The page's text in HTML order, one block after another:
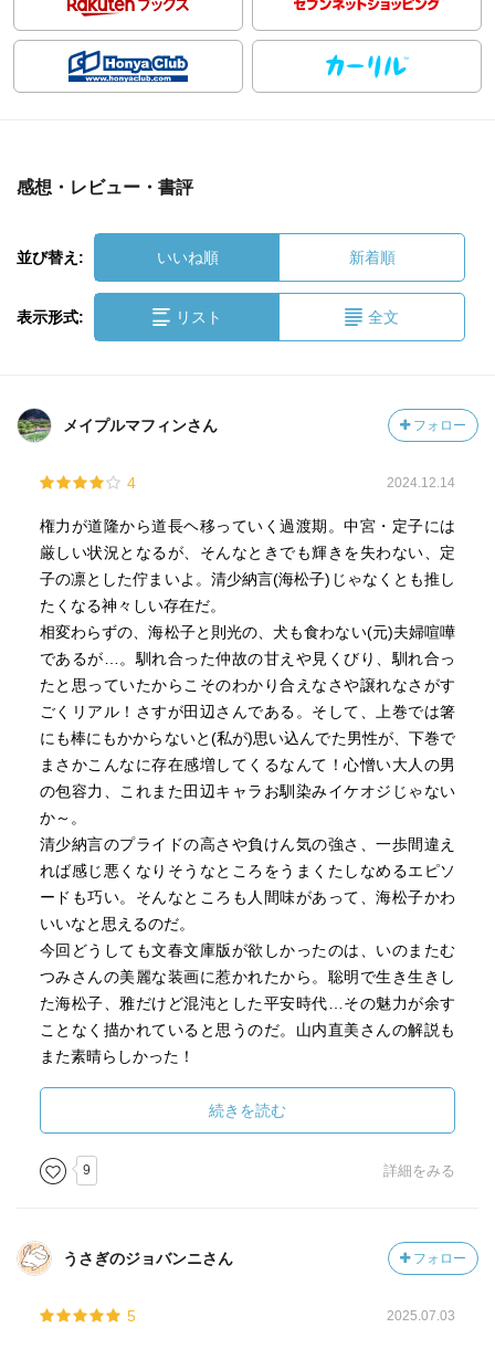
感想・レビュー・書評
並び替え: いいね順 新着順
表示形式: リスト 全文
メイプルマフィンさん フォロー
4 2024.12.14
権力が道隆から道長ヘ移っていく過渡期。中宮・定子には
厳しい状況となるが、そんなときでも輝きを失わない、定
子の凛とした佇まいよ。清少納言(海松子)じゃなくとも推し
たくなる神々しい存在だ。
相変わらずの、海松子と則光の、犬も食わない(元)夫婦喧嘩
であるが…。馴れ合った仲故の甘えや見くびり、馴れ合っ
たと思っていたからこそのわかり合えなさや譲れなさがす
ごくリアル！さすが田辺さんである。そして、上巻では箸
にも棒にもかからないと(私が)思い込んでた男性が、下巻で
まさかこんなに存在感増してくるなんて！心憎い大人の男
の包容力、これまた田辺キャラお馴染みイケオジじゃない
か～。
清少納言のプライドの高さや負けん気の強さ、一歩間違え
れば感じ悪くなりそうなところをうまくたしなめるエピソ
ードも巧い。そんなところも人間味があって、海松子かわ
いいなと思えるのだ。
今回どうしても文春文庫版が欲しかったのは、いのまたむ
つみさんの美麗な装画に惹かれたから。聡明で生き生きし
た海松子、雅だけど混沌とした平安時代…その魅力が余す
ことなく描かれていると思うのだ。山内直美さんの解説も
また素晴らしかった！
続きを読む
9 詳細をみる
うさぎのジョバンニさん フォロー
5 2025.07.03